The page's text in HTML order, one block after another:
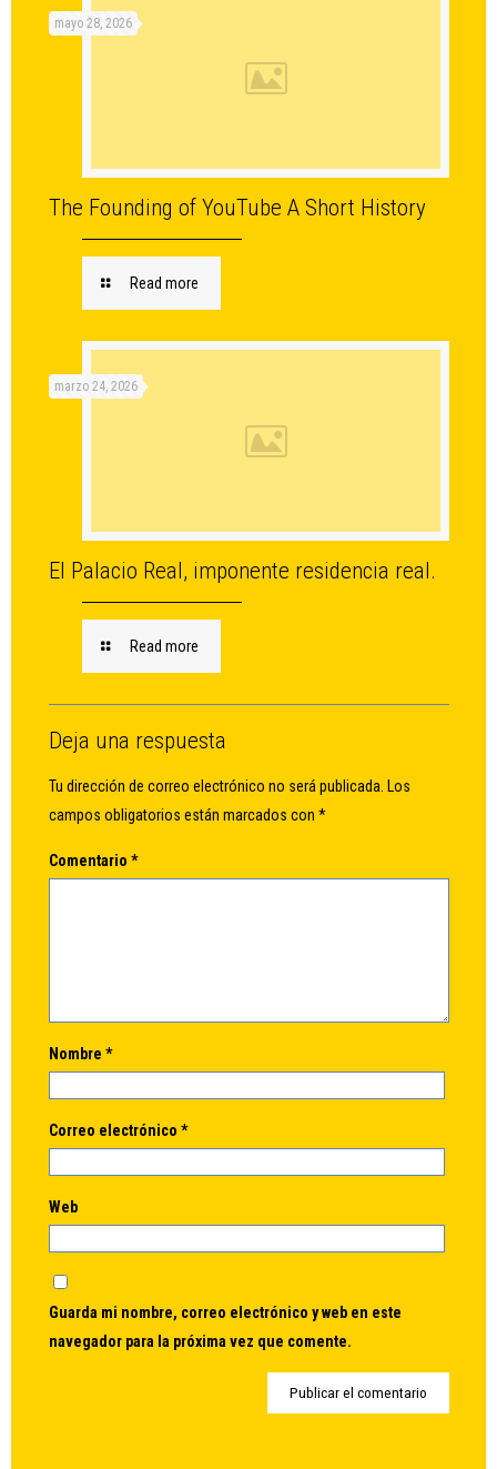
mayo 28, 2026
The Founding of YouTube A Short History
Read more
marzo 24, 2026
El Palacio Real, imponente residencia real.
Read more
Deja una respuesta
Tu dirección de correo electrónico no será publicada. Los
campos obligatorios están marcados con *
Comentario *
Nombre *
Correo electrónico *
Web
Guarda mi nombre, correo electrónico y web en este
navegador para la próxima vez que comente.